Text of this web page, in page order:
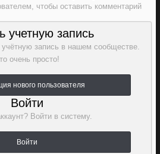
чтобы оставить комментарий
учетную запись
учётную запись в нашем сообществе.
очень просто!
нового пользователя
Войти
Войти в систему.
Войти